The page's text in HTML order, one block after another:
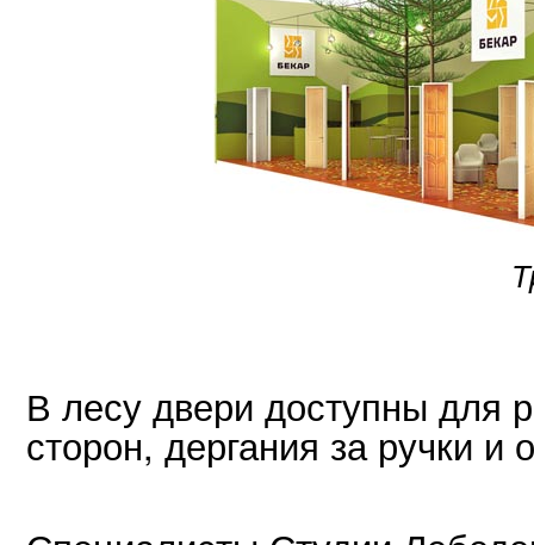
В лесу двери доступны для
сторон, дергания за ручки и